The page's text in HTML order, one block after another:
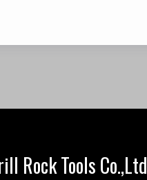
Rock Tools Co.,Ltd